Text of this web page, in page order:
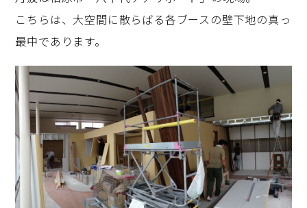
こちらは、大空間に散らばる各ブースの壁下地の真っ
最中であります。